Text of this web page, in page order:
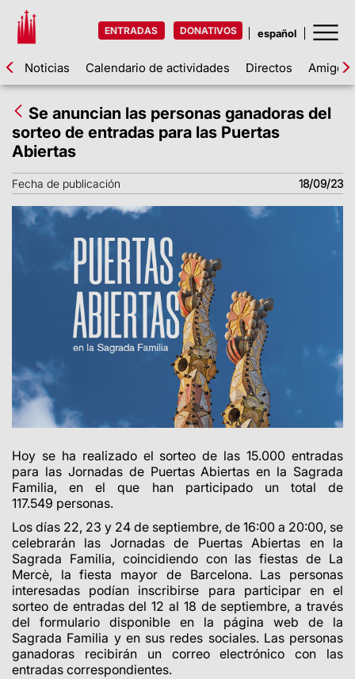
ENTRADAS DONATIVOS
Noticias Calendario de actividades Directos Amigos
Se anuncian las personas ganadoras del
sorteo de entradas para las Puertas
Abiertas
Fecha de publicación 18/09/23
Hoy se ha realizado el sorteo de las 15.000 entradas
para las Jornadas de Puertas Abiertas en la Sagrada
Familia, en el que han participado un total de
117.549 personas.
Los días 22, 23 y 24 de septiembre, de 16:00 a 20:00, se
celebrarán las Jornadas de Puertas Abiertas en la
Sagrada Familia, coincidiendo con las fiestas de La
Mercè, la fiesta mayor de Barcelona. Las personas
interesadas podían inscribirse para participar en el
sorteo de entradas del 12 al 18 de septiembre, a través
del formulario disponible en la página web de la
Sagrada Familia y en sus redes sociales. Las personas
ganadoras recibirán un correo electrónico con las
entradas correspondientes.